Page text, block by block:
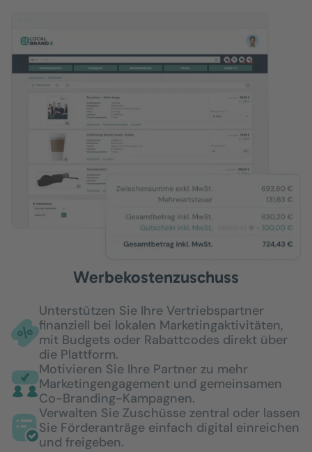
Werbekostenzuschuss
Unterstützen Sie Ihre Vertriebspartner
finanziell bei lokalen Marketingaktivitäten,
mit Budgets oder Rabattcodes direkt über
die Plattform.
Motivieren Sie Ihre Partner zu mehr
Marketingengagement und gemeinsamen
Co-Branding-Kampagnen.
Verwalten Sie Zuschüsse zentral oder lassen
Sie Förderanträge einfach digital einreichen
und freigeben.